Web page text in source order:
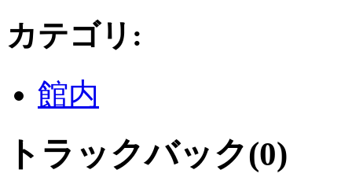
カテゴリ :
館内
トラックバック(0)